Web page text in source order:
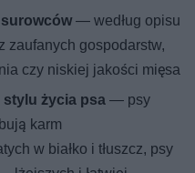
— według opisu
zaufanych gospodarstw,
czy niskiej jakości mięsa
stylu życia psa — psy
karm
w białko i tłuszcz, psy